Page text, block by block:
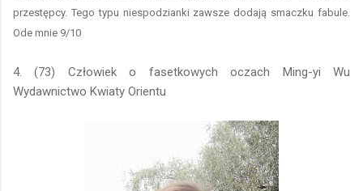
przestępcy. Tego typu niespodzianki zawsze dodają smaczku fabule.
Ode mnie 9/10
4. (73) Człowiek o fasetkowych oczach Ming-yi Wu
Wydawnictwo Kwiaty Orientu